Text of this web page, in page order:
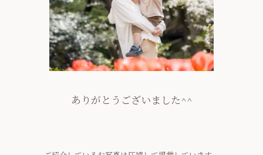
ありがとうございました^^